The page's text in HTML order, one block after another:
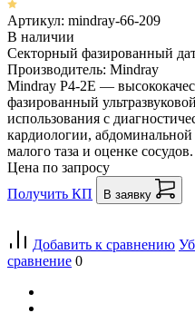
Артикул: mindray-66-209
В наличии
Секторный фазированный
Производитель: Mindray
Mindray P4-2E —
фазированный
использования с
кардиологии,
малого таза и оценке сосудов.
Цена по запросу
Получить КП
В заявку
Добавить к сравнению
сравнение 0